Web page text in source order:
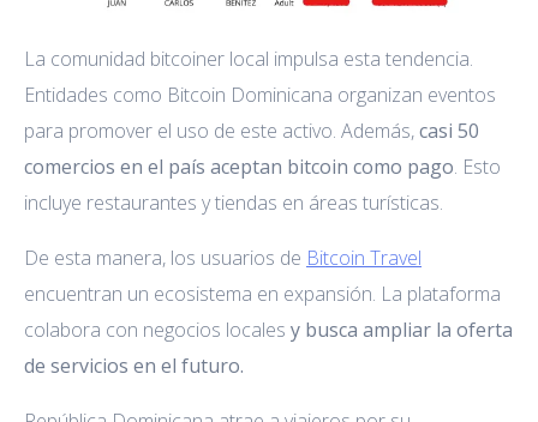
La comunidad bitcoiner local impulsa esta tendencia.
Entidades como Bitcoin Dominicana organizan eventos
para promover el uso de este activo. Además,casi 50
comercios en el país aceptan bitcoin como pago. Esto
incluye restaurantes y tiendas en áreas turísticas.
De esta manera, los usuarios de Bitcoin Travel
encuentran un ecosistema en expansión. La plataforma
colabora con negocios locales y busca ampliar la oferta
de servicios en el futuro.